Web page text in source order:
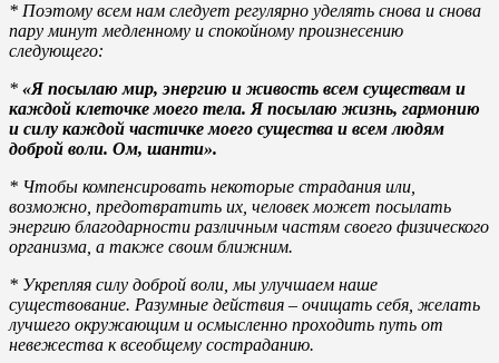
* Поэтому всем нам следует регулярно уделять снова и снова
пару минут медленному и спокойному произнесению
следующего:
* «Я посылаю мир, энергию и живость всем существам и
каждой клеточке моего тела. Я посылаю жизнь, гармонию
и силу каждой частичке моего существа и всем людям
доброй воли. Ом, шанти».
* Чтобы компенсировать некоторые страдания или,
возможно, предотвратить их, человек может посылать
энергию благодарности различным частям своего физического
организма, а также своим ближним.
* Укрепляя силу доброй воли, мы улучшаем наше
существование. Разумные действия – очищать себя, желать
лучшего окружающим и осмысленно проходить путь от
невежества к всеобщему состраданию.